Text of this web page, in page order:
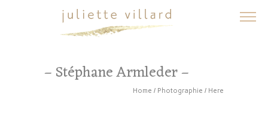
– Stéphane Armleder –
Home / Photographie / Here